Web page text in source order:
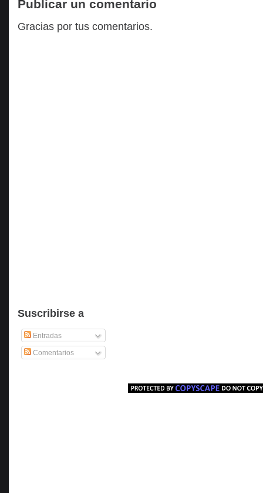
Publicar un comentario
Gracias por tus comentarios.
Suscribirse a
Entradas
Comentarios